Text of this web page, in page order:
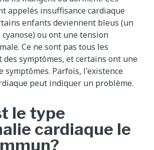
appelés insuffisance cardiaque
enfants deviennent bleus (un
ou ont une tension
Ce ne sont pas tous les
symptômes, et certains ont une
symptômes. Parfois, l'existence
peut indiquer un problème.
le type
cardiaque le